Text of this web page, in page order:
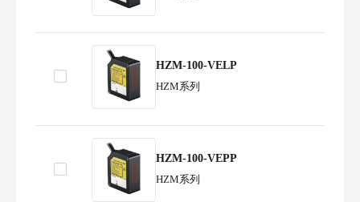
HZM-100-VELP
HZM系列
HZM-100-VEPP
HZM系列